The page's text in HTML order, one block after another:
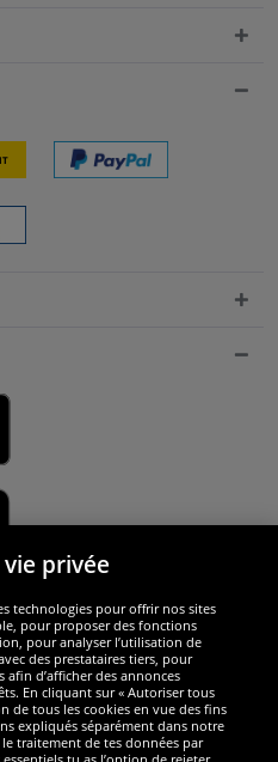
excellents
privée
technologies pour offrir nos sites
pour proposer des fonctions
pour analyser l’utilisation de
des prestataires tiers, pour
d’afficher des annonces
En cliquant sur « Autoriser tous
de tous les cookies en vue des fins
expliqués séparément dans notre
traitement de tes données par